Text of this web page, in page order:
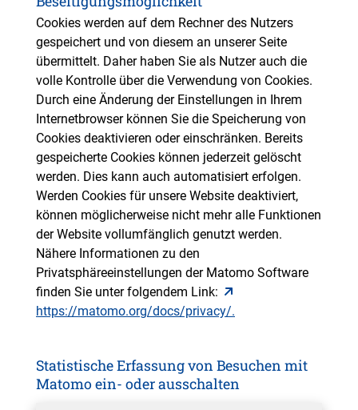
Cookies werden auf dem Rechner des Nutzers
gespeichert und von diesem an unserer Seite
übermittelt. Daher haben Sie als Nutzer auch die
volle Kontrolle über die Verwendung von Cookies.
Durch eine Änderung der Einstellungen in Ihrem
Internetbrowser können Sie die Speicherung von
Cookies deaktivieren oder einschränken. Bereits
gespeicherte Cookies können jederzeit gelöscht
werden. Dies kann auch automatisiert erfolgen.
Werden Cookies für unsere Website deaktiviert,
können möglicherweise nicht mehr alle Funktionen
der Website vollumfänglich genutzt werden.
Nähere Informationen zu den
Privatsphäreeinstellungen der Matomo Software
finden Sie unter folgendem Link:
https://matomo.org/docs/privacy/.
Statistische Erfassung von Besuchen mit
Matomo ein- oder ausschalten